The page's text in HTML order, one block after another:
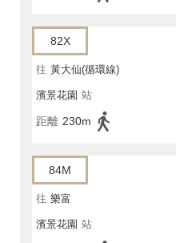
82X
往 黃大仙(循環線)
濱景花園 站
距離 230m
84M
往 樂富
濱景花園 站